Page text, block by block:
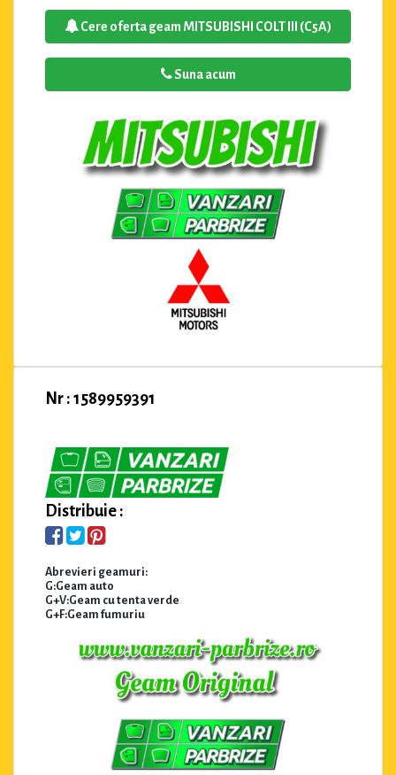
Cere oferta geam MITSUBISHI COLT III (C5A)
Suna acum
Nr : 1589959391
Distribuie :
Abrevieri geamuri:
G:Geam auto
G+V:Geam cu tenta verde
G+F:Geam fumuriu